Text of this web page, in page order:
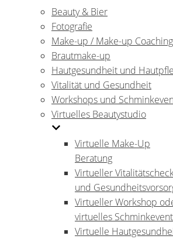
Beauty & Bier
Fotografie
Make-up / Make-up Coaching
Brautmake-up
Hautgesundheit und
Vitalität und Gesundheit
Workshops und
Virtuelles Beautystudio
Virtuelle Make-Up
Beratung
Virtueller
und
Virtueller Workshop
virtuelles Schminkevent
Virtuelle